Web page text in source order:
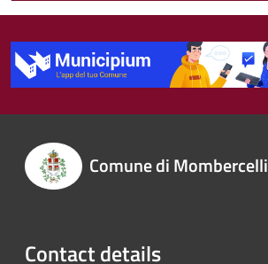
Comune di Mombercelli
Contact details